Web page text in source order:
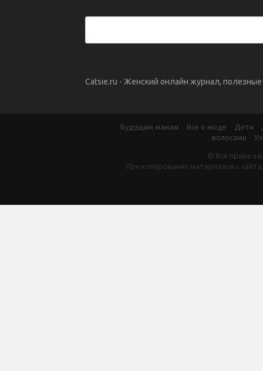
Catsie.ru - Женский онлайн журнал,
Будущим мамам Все о моде Дети
волосами
© Все права
При копировании материалов с